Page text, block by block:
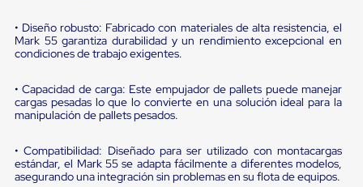
Fijo
Sellos
de
Colgante
Cortina
Retenedores
andén
Retenedores
de
• Diseño robusto: Fabricado con materiales de alta resistencia, el
Mark 55 garantiza durabilidad y un rendimiento excepcional en
condiciones de trabajo exigentes.
• Capacidad de carga: Este empujador de pallets puede manejar
cargas pesadas lo que lo convierte en una solución ideal para la
manipulación de pallets pesados.
• Compatibilidad: Diseñado para ser utilizado con montacargas
estándar, el Mark 55 se adapta fácilmente a diferentes modelos,
asegurando una integración sin problemas en su flota de equipos.